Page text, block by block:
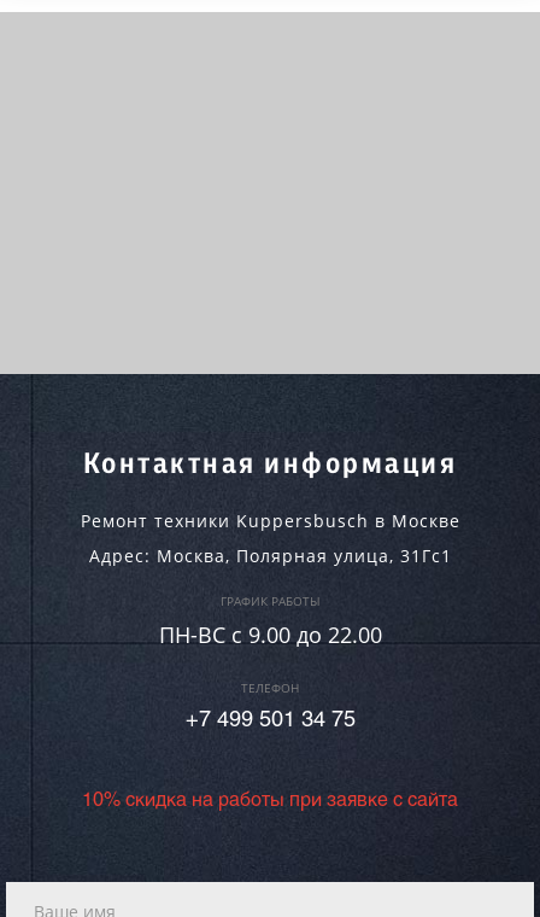
Контактная информация
Ремонт техники Kuppersbusch в Москве
Адрес: Москва, Полярная улица, 31Гс1
ГРАФИК РАБОТЫ
ПН-ВC c 9.00 до 22.00
ТЕЛЕФОН
+7 499 501 34 75
10% скидка на работы при заявке с сайта